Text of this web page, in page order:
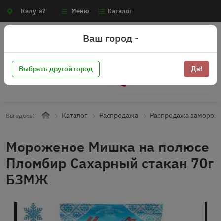
Калуга? Меню Каталог
Вы здесь: Каталог Распродажа Распродажа
Мороженое Мишка на полюсе
Пломбир Сахарный стакан 70г
БЗМЖ
Ваш город -
Выбрать другой город Да!